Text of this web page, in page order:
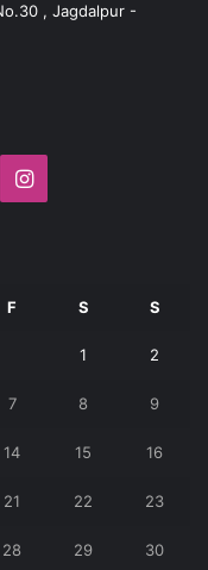
, Jagdalpur -
Instagram
F S S
1 2
7 8 9
14 15 16
21 22 23
28 29 30